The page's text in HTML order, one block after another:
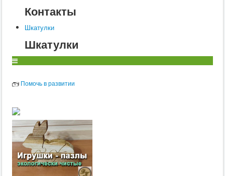
Контакты
Шкатулки
Шкатулки
Помочь в развитии